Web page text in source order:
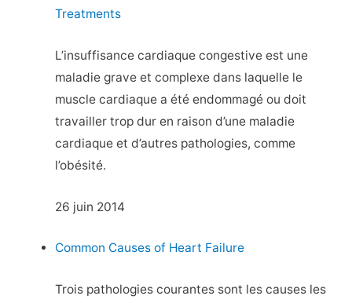
Treatments
L’insuffisance cardiaque congestive est une
maladie grave et complexe dans laquelle le
muscle cardiaque a été endommagé ou doit
travailler trop dur en raison d’une maladie
cardiaque et d’autres pathologies, comme
l’obésité.
26 juin 2014
Common Causes of Heart Failure
Trois pathologies courantes sont les causes les